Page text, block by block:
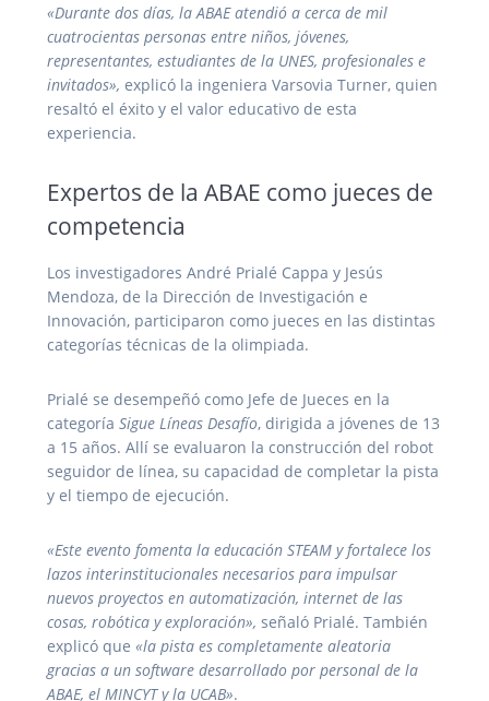
«Durante dos días, la ABAE atendió a cerca de mil
cuatrocientas personas entre niños, jóvenes,
representantes, estudiantes de la UNES, profesionales e
invitados», explicó la ingeniera Varsovia Turner, quien
resaltó el éxito y el valor educativo de esta
experiencia.
Expertos de la ABAE como jueces de
competencia
Los investigadores André Prialé Cappa y Jesús
Mendoza, de la Dirección de Investigación e
Innovación, participaron como jueces en las distintas
categorías técnicas de la olimpiada.
Prialé se desempeñó como Jefe de Jueces en la
categoría Sigue Líneas Desafío, dirigida a jóvenes de 13
a 15 años. Allí se evaluaron la construcción del robot
seguidor de línea, su capacidad de completar la pista
y el tiempo de ejecución.
«Este evento fomenta la educación STEAM y fortalece los
lazos interinstitucionales necesarios para impulsar
nuevos proyectos en automatización, internet de las
cosas, robótica y exploración», señaló Prialé. También
explicó que «la pista es completamente aleatoria
gracias a un software desarrollado por personal de la
ABAE, el MINCYT y la UCAB».